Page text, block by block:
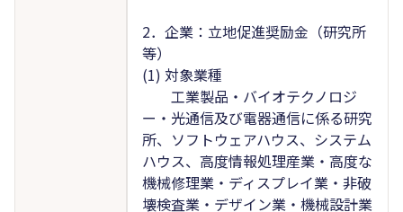
2．企業：立地促進奨励金（研究所
等）
(1) 対象業種
工業製品・バイオテクノロジ
ー・光通信及び電器通信に係る研究
所、ソフトウェアハウス、システム
ハウス、高度情報処理産業・高度な
機械修理業・ディスプレイ業・非破
壊検査業・デザイン業・機械設計業